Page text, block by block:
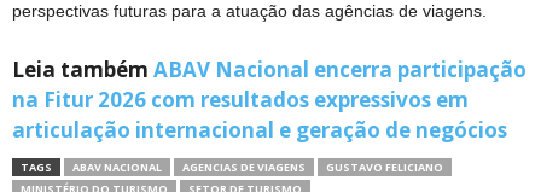
perspectivas futuras para a atuação das agências de viagens.
Leia também ABAV Nacional encerra participação
na Fitur 2026 com resultados expressivos em
articulação internacional e geração de negócios
TAGS ABAV NACIONAL AGENCIAS DE VIAGENS
GUSTAVO FELICIANO